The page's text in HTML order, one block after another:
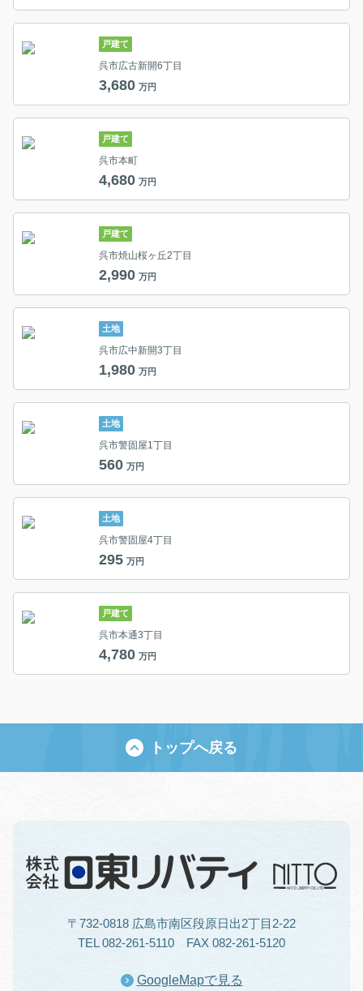
戸建て
呉市広古新開6丁目
3,680 万円
戸建て
呉市本町
4,680 万円
戸建て
呉市焼山桜ヶ丘2丁目
2,990 万円
土地
呉市広中新開3丁目
1,980 万円
土地
呉市警固屋1丁目
560 万円
土地
呉市警固屋4丁目
295 万円
戸建て
呉市本通3丁目
4,780 万円
トップへ戻る
〒732-0818 広島市南区段原日出2丁目2-22
TEL 082-261-5110 FAX 082-261-5120
GoogleMapで見る